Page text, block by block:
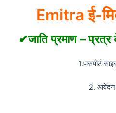
Emitra ई-
✔जाति प्रमाण –
1.पासपोर्ट
2. आवेदन